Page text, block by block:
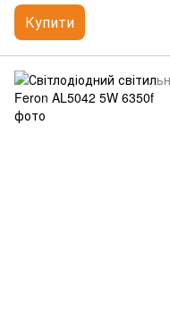
Купити